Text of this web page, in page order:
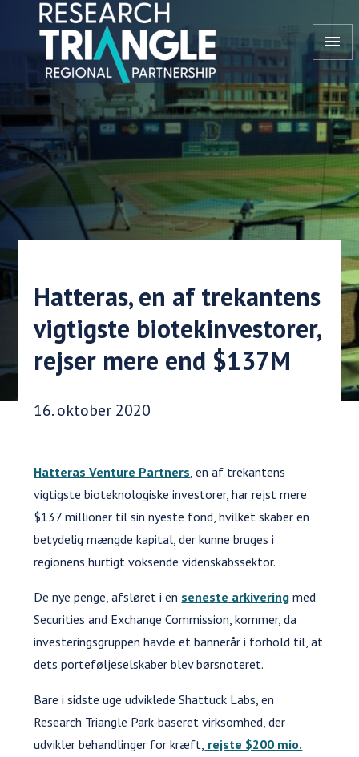
Gå til indhold
menu
Hatteras, en af trekantens
vigtigste biotekinvestorer,
rejser mere end $137M
Udgivelsesdato:
16. oktober 2020
Hatteras Venture Partners , en af trekantens
vigtigste bioteknologiske investorer, har rejst mere
$137 millioner til sin nyeste fond, hvilket skaber en
betydelig mængde kapital, der kunne bruges i
regionens hurtigt voksende videnskabssektor.
De nye penge, afsløret i en seneste arkivering med
Securities and Exchange Commission, kommer, da
investeringsgruppen havde et bannerår i forhold til, at
dets porteføljeselskaber blev børsnoteret.
Bare i sidste uge udviklede Shattuck Labs, en
Research Triangle Park-baseret virksomhed, der
udvikler behandlinger for kræft, rejste $200 mio.